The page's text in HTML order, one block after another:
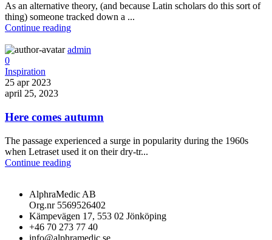
As an alternative theory, (and because Latin scholars do this sort of
thing) someone tracked down a ...
Continue reading
admin
0
Inspiration
25 apr 2023
april 25, 2023
Here comes autumn
The passage experienced a surge in popularity during the 1960s
when Letraset used it on their dry-tr...
Continue reading
AlphraMedic AB
Org.nr 5569526402
Kämpevägen 17, 553 02 Jönköping
+46 70 273 77 40
info@alphramedic.se